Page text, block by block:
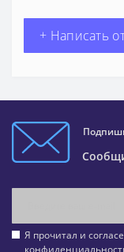
+ Написать
Я прочитал и